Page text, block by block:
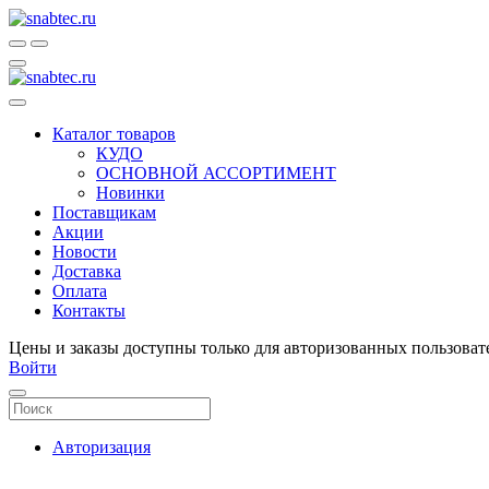
Каталог товаров
КУДО
ОСНОВНОЙ АССОРТИМЕНТ
Новинки
Поставщикам
Акции
Новости
Доставка
Оплата
Контакты
Цены и заказы доступны только для авторизованных
Войти
Авторизация